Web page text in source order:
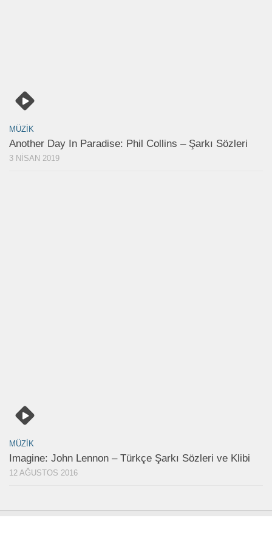
MÜZIK
Another Day In Paradise: Phil Collins – Şarkı Sözleri
3 NISAN 2019
MÜZIK
Imagine: John Lennon – Türkçe Şarkı Sözleri ve Klibi
12 AĞUSTOS 2016